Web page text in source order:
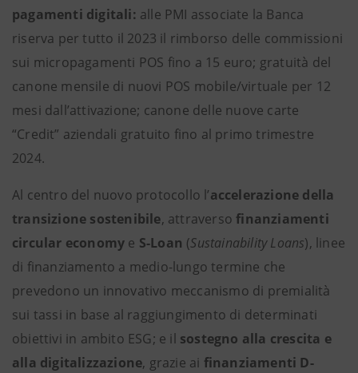
pagamenti digitali: alle PMI associate la Banca
riserva per tutto il 2023 il rimborso delle commissioni
sui micropagamenti POS fino a 15 euro; gratuità del
canone mensile di nuovi POS mobile/virtuale per 12
mesi dall’attivazione; canone delle nuove carte
“Credit” aziendali gratuito fino al primo trimestre
2024.
Al centro del nuovo protocollo l’accelerazione della
transizione sostenibile, attraverso finanziamenti
circular economy e S-Loan (Sustainability Loans), linee
di finanziamento a medio-lungo termine che
prevedono un innovativo meccanismo di premialità
sui tassi in base al raggiungimento di determinati
obiettivi in ambito ESG; e il sostegno alla crescita e
alla digitalizzazione, grazie ai finanziamenti D-